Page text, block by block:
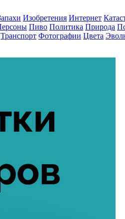
Изобретения Интернет
Пиво Политика Природа
Транспорт Фотографии Цвета